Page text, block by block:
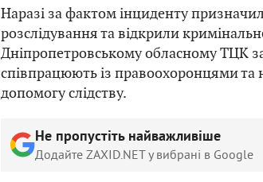
Наразі за фактом інциденту
розслідування та відкрили
Дніпропетровському обласному ТЦК
співпрацюють із правоохоронцями та
допомогу слідству.
Не пропустіть найважливіше
Додайте ZAXID.NET у вибрані в Google